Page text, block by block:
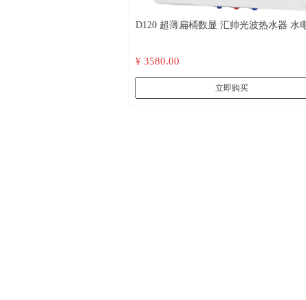
D120 超薄扁桶数显 汇帅光波热水器 水电隔
¥ 3580.00
立即购买